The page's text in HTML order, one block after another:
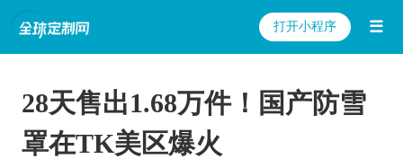
打开小程序 ☰
28天售出1.68万件！国产防雪
罩在TK美区爆火